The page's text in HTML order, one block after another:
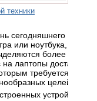
техники
сегодняшнего
или ноутбука,
более
лаптопы достаточно
требуется
целей.
устройств и